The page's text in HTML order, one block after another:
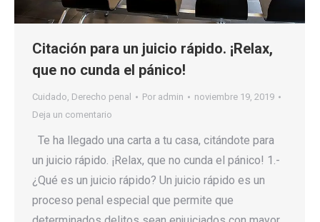
Citación para un juicio rápido. ¡Relax,
que no cunda el pánico!
Cuidado, Derecho penal Por admin
noviembre 19, 2019
Deja un comentario
Te ha llegado una carta a tu casa, citándote para
un juicio rápido. ¡Relax, que no cunda el pánico! 1.-
¿Qué es un juicio rápido? Un juicio rápido es un
proceso penal especial que permite que